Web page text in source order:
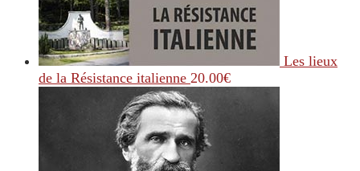
Les lieux
de la Résistance italienne 20.00€